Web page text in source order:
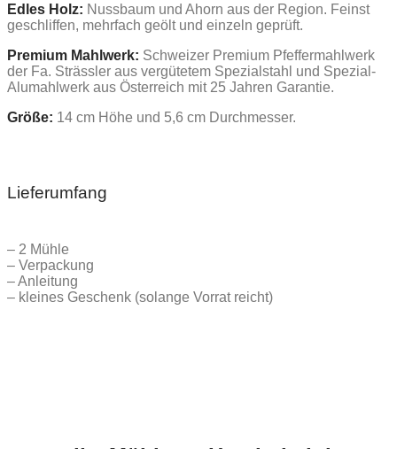
Edles Holz: Nussbaum und Ahorn aus der Region. Feinst
geschliffen, mehrfach geölt und einzeln geprüft.
Premium Mahlwerk: Schweizer Premium Pfeffermahlwerk
der Fa. Strässler aus vergütetem Spezialstahl und Spezial-
Alumahlwerk aus Österreich mit 25 Jahren Garantie.
Größe: 14 cm Höhe und 5,6 cm Durchmesser.
Lieferumfang
– 2 Mühle
– Verpackung
– Anleitung
– kleines Geschenk (solange Vorrat reicht)